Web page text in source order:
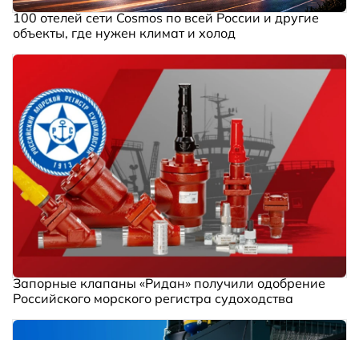
100 отелей сети Cosmos по всей России и другие
объекты, где нужен климат и холод
Запорные клапаны «Ридан» получили одобрение
Российского морского регистра судоходства